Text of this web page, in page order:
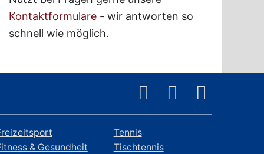
Kontaktformulare - wir antworten so
schnell wie möglich.
& Gesundheit
Tennis
Tischtennis